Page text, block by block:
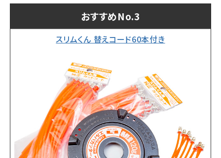
おすすめNo.3
スリムくん 替えコード60本付き